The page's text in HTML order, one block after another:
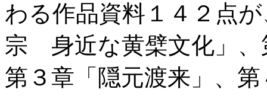
わる作品資料１４２点
宗 身近な黄檗文化」、
第３章「隠元渡来」、